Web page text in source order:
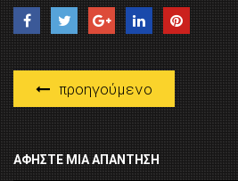
προηγούμενο
ΑΦΉΣΤΕ ΜΙΑ ΑΠΆΝΤΗΣΗ